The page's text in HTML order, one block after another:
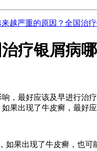
越严重的原因？全国治
疗银屑病
，最好应该及早进行
果出现了牛皮癣，最好
果出现了牛皮癣，也